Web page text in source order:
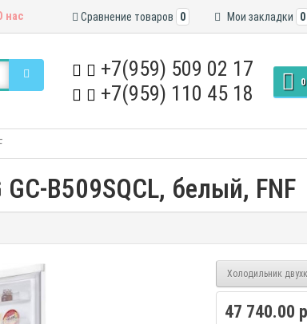
нас Мои закладки 0
Сравнение товаров 0
+7(959) 509 02 17
+7(959) 110 45 18
0
B509SQCL, белый, FNF
Холодильник
47 740.00